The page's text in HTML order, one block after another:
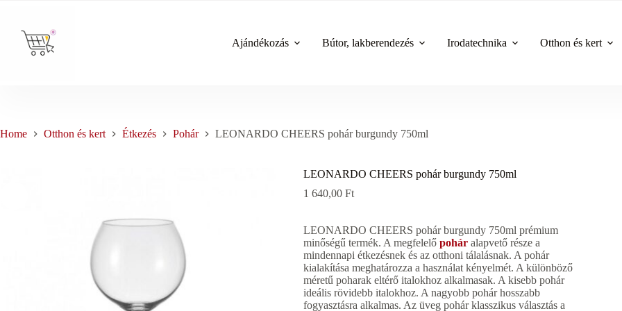
content
Ajándékozás
Bútor, lakberendezés Irodatechnika Otthon és kert
Home Otthon és kert Étkezés Pohár LEONARDO CHEERS pohár burgundy 750ml
LEONARDO CHEERS pohár burgundy 750ml
1 640,00Ft
LEONARDO CHEERS pohár burgundy 750ml prémium
minőségű termék. A megfelelőpohár alapvető része a
mindennapi étkezésnek és az otthoni tálalásnak. A pohár
kialakítása meghatározza a használat kényelmét. A különböző
méretű poharak eltérő italokhoz alkalmasak. A kisebb pohár
ideális rövidebb italokhoz. A nagyobb pohár hosszabb
fogyasztásra alkalmas. Az üveg pohár klasszikus választás a